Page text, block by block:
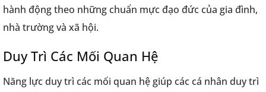
hành động theo những chuẩn mực đạo đức của gia đình,
nhà trường và xã hội.
Duy Trì Các Mối Quan Hệ
Năng lực duy trì các mối quan hệ giúp các cá nhân duy trì